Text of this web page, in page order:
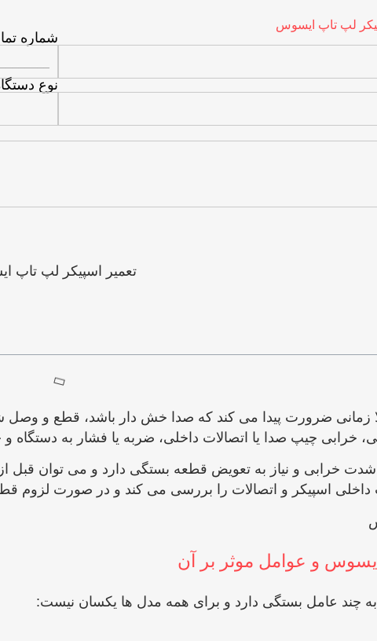
لپ تاپ ایسوس
شماره
نوع
زمانی ضرورت پیدا می ‌کند که صدا خش ‌دار باشد، قطع و
خرابی چیپ صدا یا اتصالات داخلی، ضربه یا فشار به دستگاه و
شدت خرابی و نیاز به تعویض قطعه بستگی دارد و می ‌توان قبل
اسپیکر و اتصالات را بررسی می ‌کند و در صورت لزوم
و عوامل موثر بر آن
چند عامل بستگی دارد و برای همه مدل ‌ها یکسان نیست: